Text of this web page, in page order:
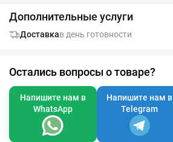
Дополнительные услуги
Доставкав день готовности
Остались вопросы о товаре?
Напишите нам в
WhatsApp
Напишите нам в
Telegram